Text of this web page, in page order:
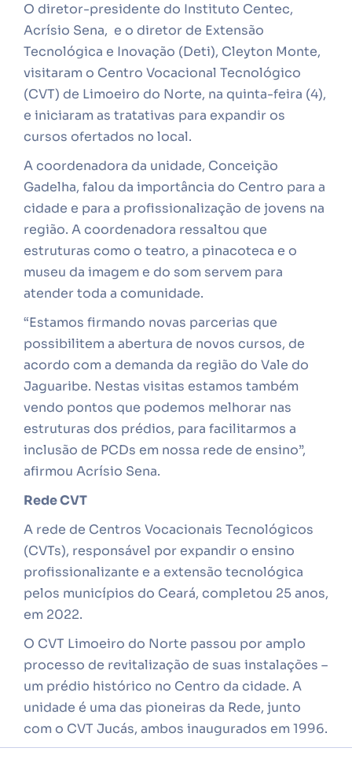
O diretor-presidente do Instituto Centec,
Acrísio Sena, e o diretor de Extensão
Tecnológica e Inovação (Deti), Cleyton Monte,
visitaram o Centro Vocacional Tecnológico
(CVT) de Limoeiro do Norte, na quinta-feira (4),
e iniciaram as tratativas para expandir os
cursos ofertados no local.
A coordenadora da unidade, Conceição
Gadelha, falou da importância do Centro para a
cidade e para a profissionalização de jovens na
região. A coordenadora ressaltou que
estruturas como o teatro, a pinacoteca e o
museu da imagem e do som servem para
atender toda a comunidade.
“Estamos firmando novas parcerias que
possibilitem a abertura de novos cursos, de
acordo com a demanda da região do Vale do
Jaguaribe. Nestas visitas estamos também
vendo pontos que podemos melhorar nas
estruturas dos prédios, para facilitarmos a
inclusão de PCDs em nossa rede de ensino”,
afirmou Acrísio Sena.
Rede CVT
A rede de Centros Vocacionais Tecnológicos
(CVTs), responsável por expandir o ensino
profissionalizante e a extensão tecnológica
pelos municípios do Ceará, completou 25 anos,
em 2022.
O CVT Limoeiro do Norte passou por amplo
processo de revitalização de suas instalações –
um prédio histórico no Centro da cidade. A
unidade é uma das pioneiras da Rede, junto
com o CVT Jucás, ambos inaugurados em 1996.